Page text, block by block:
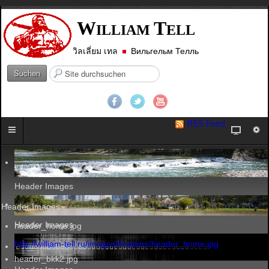
WILLIAM TELL
วิลเลี่ยม เทล Вильгельм Телль
Suchen
S
e
.
.
.
RSS Feed
Header Images
Header Images
Header Images
header_home.jpg
http://william-tell.ru/images/headers/header_home.jpg
header_bkk2.jpg